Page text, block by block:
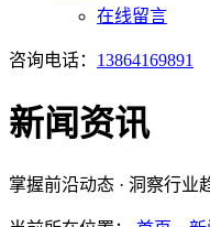
在线留言
咨询电话： 13864169891
新闻资讯
掌握前沿动态 · 洞察行业